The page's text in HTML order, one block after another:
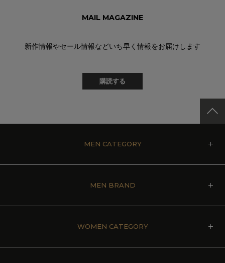
MAIL MAGAZINE
新作情報やセール情報などいち早く情報をお届けします
購読する
MEN CATEGORY
MEN BRAND
WOMEN CATEGORY